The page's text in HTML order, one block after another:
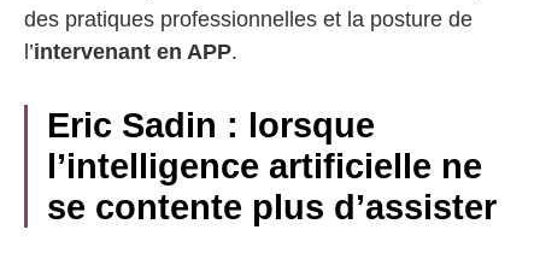
des pratiques professionnelles et la posture de
l’intervenant en APP.
Eric Sadin : lorsque
l’intelligence artificielle ne
se contente plus d’assister